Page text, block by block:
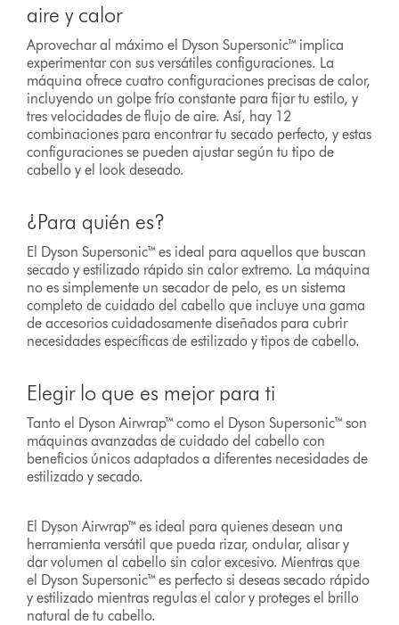
aire y calor
Aprovechar al máximo el Dyson Supersonic™ implica
experimentar con sus versátiles configuraciones. La
máquina ofrece cuatro configuraciones precisas de calor,
incluyendo un golpe frío constante para fijar tu estilo, y
tres velocidades de flujo de aire. Así, hay 12
combinaciones para encontrar tu secado perfecto, y estas
configuraciones se pueden ajustar según tu tipo de
cabello y el look deseado.
¿Para quién es?
El Dyson Supersonic™ es ideal para aquellos que buscan
secado y estilizado rápido sin calor extremo. La máquina
no es simplemente un secador de pelo, es un sistema
completo de cuidado del cabello que incluye una gama
de accesorios cuidadosamente diseñados para cubrir
necesidades específicas de estilizado y tipos de cabello.
Elegir lo que es mejor para ti
Tanto el Dyson Airwrap™ como el Dyson Supersonic™ son
máquinas avanzadas de cuidado del cabello con
beneficios únicos adaptados a diferentes necesidades de
estilizado y secado.
El Dyson Airwrap™ es ideal para quienes desean una
herramienta versátil que pueda rizar, ondular, alisar y
dar volumen al cabello sin calor excesivo. Mientras que
el Dyson Supersonic™ es perfecto si deseas secado rápido
y estilizado mientras regulas el calor y proteges el brillo
natural de tu cabello.